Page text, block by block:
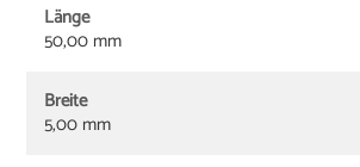
Länge
50,00 mm
Breite
5,00 mm